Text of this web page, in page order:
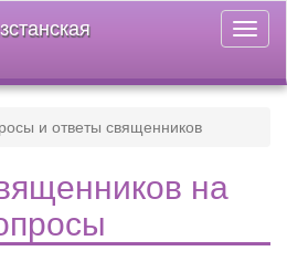
меню
и ответы священников
на